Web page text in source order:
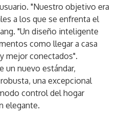
"Nuestro objetivo era
a los que se enfrenta el
"Un diseño inteligente
como llegar a casa
mejor conectados".
un nuevo estándar,
una excepcional
control del hogar
elegante.